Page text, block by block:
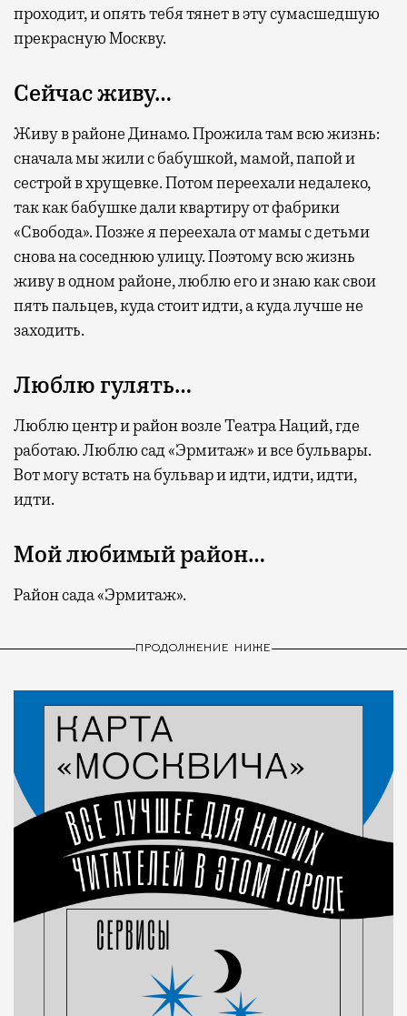
проходит, и опять тебя тянет в эту сумасшедшую
прекрасную Москву.
Сейчас живу…
Живу в районе Динамо. Прожила там всю жизнь:
сначала мы жили с бабушкой, мамой, папой и
сестрой в хрущевке. Потом переехали недалеко,
так как бабушке дали квартиру от фабрики
«Свобода». Позже я переехала от мамы с детьми
снова на соседнюю улицу. Поэтому всю жизнь
живу в одном районе, люблю его и знаю как свои
пять пальцев, куда стоит идти, а куда лучше не
заходить.
Люблю гулять…
Люблю центр и район возле Театра Наций, где
работаю. Люблю сад «Эрмитаж» и все бульвары.
Вот могу встать на бульвар и идти, идти, идти,
идти.
Мой любимый район…
Район сада «Эрмитаж».
ПРОДОЛЖЕНИЕ НИЖЕ